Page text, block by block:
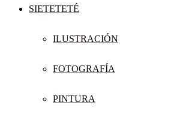
SIETETETÉ
ILUSTRACIÓN
FOTOGRAFÍA
PINTURA